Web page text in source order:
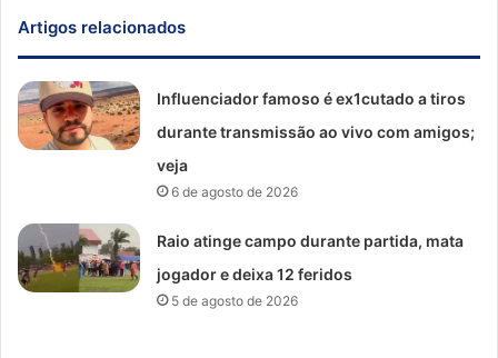
Artigos relacionados
Influenciador famoso é ex1cutado a tiros
durante transmissão ao vivo com amigos;
veja
6 de agosto de 2026
Raio atinge campo durante partida, mata
jogador e deixa 12 feridos
5 de agosto de 2026